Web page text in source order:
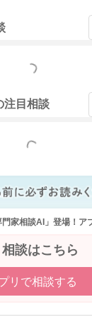
なさらずに、温か
もっと見る
注目相談
もっと見る
家相談AI」登場！ア
相談はこちら
リで相談する